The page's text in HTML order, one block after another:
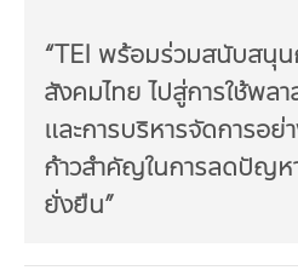
“TEI พร้อมร่วมสนับสนุน
สังคมไทย ไปสู่การใช้พล
และการบริหารจัดการอ
ก้าวสำคัญในการลดปัญห
ยั่งยืน”